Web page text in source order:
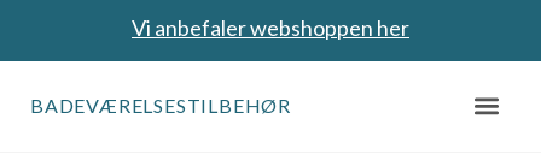
Vi anbefaler webshoppen her
BADEVÆRELSESTILBEHØR